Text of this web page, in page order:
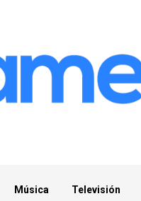
Música Televisión